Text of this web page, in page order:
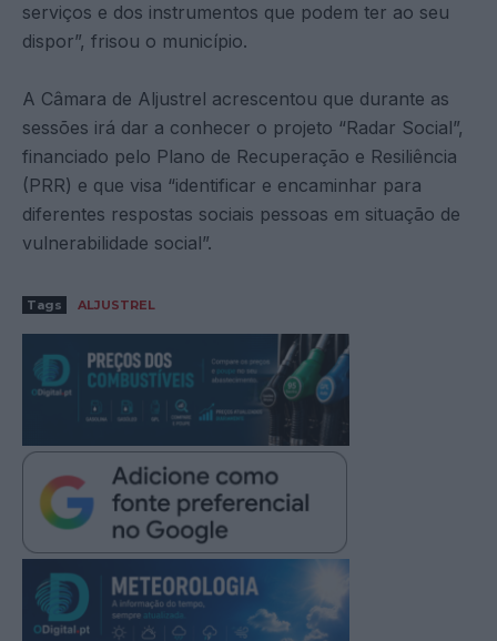
serviços e dos instrumentos que podem ter ao seu
dispor”, frisou o município.
A Câmara de Aljustrel acrescentou que durante as
sessões irá dar a conhecer o projeto “Radar Social”,
financiado pelo Plano de Recuperação e Resiliência
(PRR) e que visa “identificar e encaminhar para
diferentes respostas sociais pessoas em situação de
vulnerabilidade social”.
Tags ALJUSTREL